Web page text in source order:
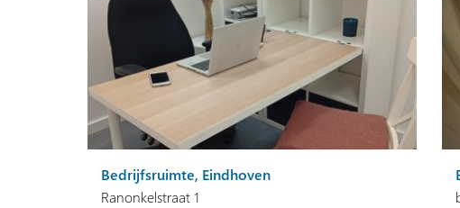
Bedrijfsruimte, Eindhoven
Ranonkelstraat 1